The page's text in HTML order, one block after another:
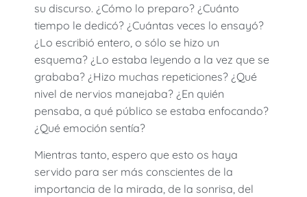
su discurso. ¿Cómo lo preparo? ¿Cuánto
tiempo le dedicó? ¿Cuántas veces lo ensayó?
¿Lo escribió entero, o sólo se hizo un
esquema? ¿Lo estaba leyendo a la vez que se
grababa? ¿Hizo muchas repeticiones? ¿Qué
nivel de nervios manejaba? ¿En quién
pensaba, a qué público se estaba enfocando?
¿Qué emoción sentía?
Mientras tanto, espero que esto os haya
servido para ser más conscientes de la
importancia de la mirada, de la sonrisa, del